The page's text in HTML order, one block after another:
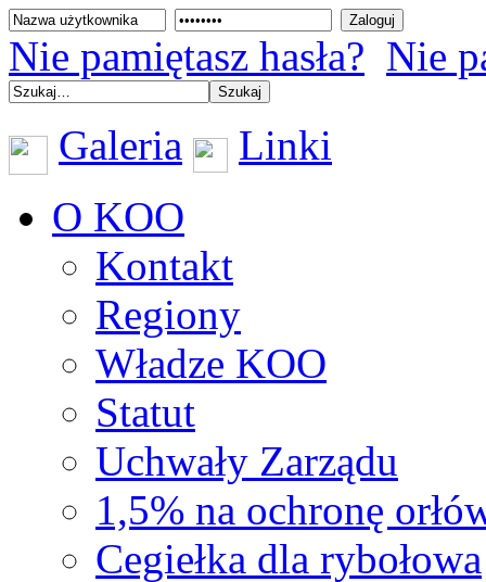
Nie pamiętasz hasła? Nie
Galeria
Linki
O KOO
Kontakt
Regiony
Władze KOO
Statut
Uchwały Zarządu
1,5% na ochronę
Cegiełka dla rybołowa